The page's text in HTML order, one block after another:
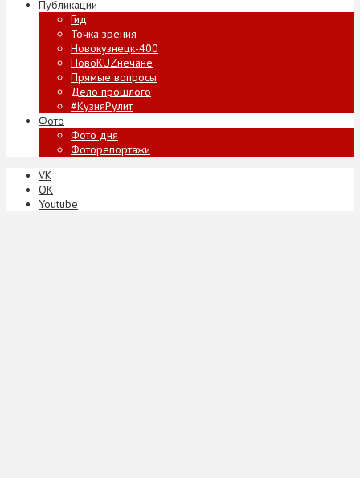
Публикации
Гид
Точка зрения
Новокузнецк-400
НовоKUZнечане
Прямые вопросы
Дело прошлого
#КузняРулит
Фото
Фото дня
Фоторепортажи
VK
ОК
Youtube